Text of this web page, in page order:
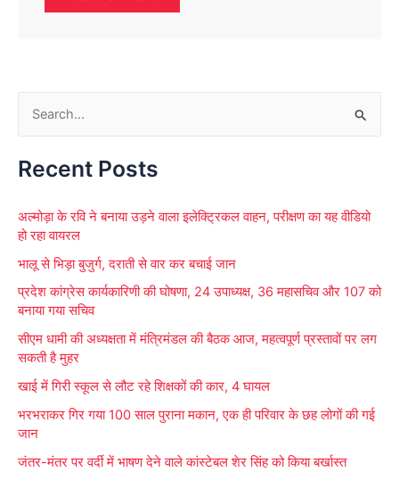
a
c
o
:
Recent Posts
अल्मोड़ा के रवि ने बनाया उड़ने वाला इलेक्ट्रिकल वाहन, परीक्षण का यह वीडियो
हो रहा वायरल
भालू से भिड़ा बुजुर्ग, दराती से वार कर बचाई जान
प्रदेश कांग्रेस कार्यकारिणी की घोषणा, 24 उपाध्यक्ष, 36 महासचिव और 107 को
बनाया गया सचिव
सीएम धामी की अध्यक्षता में मंत्रिमंडल की बैठक आज, महत्वपूर्ण प्रस्तावों पर लग
सकती है मुहर
खाई में गिरी स्कूल से लौट रहे शिक्षकों की कार, 4 घायल
भरभराकर गिर गया 100 साल पुराना मकान, एक ही परिवार के छह लोगों की गई
जान
जंतर-मंतर पर वर्दी में भाषण देने वाले कांस्टेबल शेर सिंह को किया बर्खास्त